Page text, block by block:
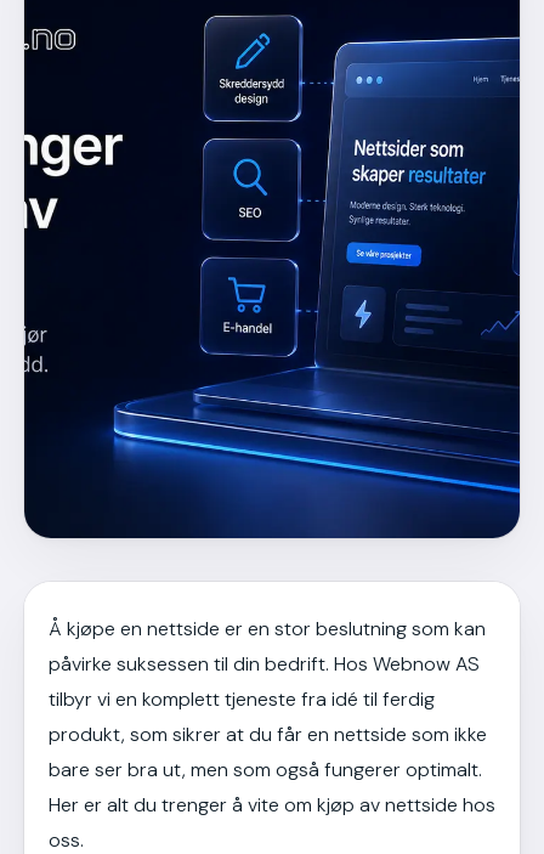
Å kjøpe en nettside er en stor beslutning som kan
påvirke suksessen til din bedrift. Hos Webnow AS
tilbyr vi en komplett tjeneste fra idé til ferdig
produkt, som sikrer at du får en nettside som ikke
bare ser bra ut, men som også fungerer optimalt.
Her er alt du trenger å vite om kjøp av nettside hos
oss.